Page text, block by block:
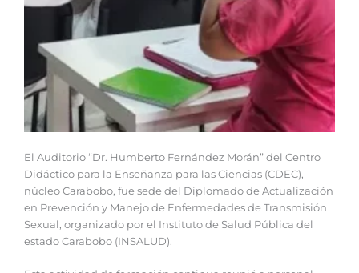
El Auditorio “Dr. Humberto Fernández Morán” del Centro
Didáctico para la Enseñanza para las Ciencias (CDEC),
núcleo Carabobo, fue sede del Diplomado de Actualización
en Prevención y Manejo de Enfermedades de Transmisión
Sexual, organizado por el Instituto de Salud Pública del
estado Carabobo (INSALUD).